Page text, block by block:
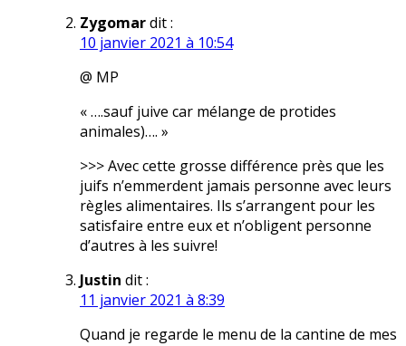
Zygomardit :
10 janvier 2021 à 10:54
@ MP
« ….sauf juive car mélange de protides
animales)…. »
>>> Avec cette grosse différence près que les
juifs n’emmerdent jamais personne avec leurs
règles alimentaires. Ils s’arrangent pour les
satisfaire entre eux et n’obligent personne
d’autres à les suivre!
Justin dit :
11 janvier 2021 à 8:39
Quand je regarde le menu de la cantine de mes